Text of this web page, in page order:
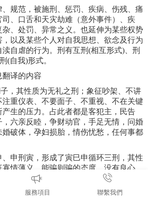
规范，被施刑、惩罚、疾病、伤残、痛
、口舌和天灾劫难（意外事件）、疾
、处罚、异常之义。也延伸为某些权势
以及某些个人对自我思想、欲念及行为
自虐的行为。刑有互刑(相互形式)、刑
(自我)形式。
译的内容
，其性质为无礼之刑；象征吵架、不讲
重仪表、不要面子、不重视、不在关键
生的压力。占此者都是客犯主，民告
六亲反睦，争财动官，手足无情，问婚
破体，孕妇损胎，情伤忧愁，任何事都
、申刑寅，形成了寅巳申循环三刑，其性
情薄义、能骗则骗的态度、没有良心、
现、突然性质、意外、无原无故跳出来、
遵守游戏规则。凡遇无恩之刑，知恩不报
服務項目 聯繫我們